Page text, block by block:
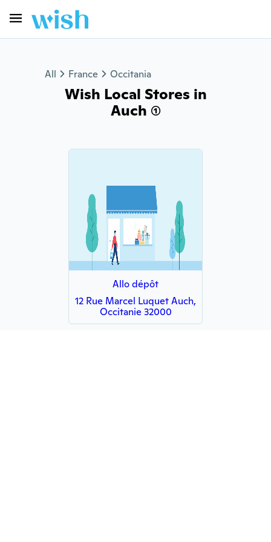
All France Occitania
Wish Local Stores in
Auch (1)
Allo dépôt
12 Rue Marcel Luquet Auch,
Occitanie 32000